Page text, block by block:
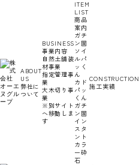
キ
ッ
に
移
ABOUT
US
弊社に
ついて
BUSINESS
事業内容
自然土舗装
材事業
指定管理事
業
大木切り事
業
※別サイト
へ移動しま
す
ITEM
LIST
商品
案内
ガチ
ン固
ソイ
ルパ
ッく
ん
カド
パッ
くん
ガチ
ン固
イン
スタ
ント
カラ
ー砕
石
CONSTRUCTION
施工実績